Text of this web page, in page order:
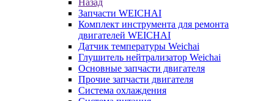
Назад
Запчасти WEICHAI
Комплект инструмента для ремонта
двигателей WEICHAI
Датчик температуры Weichai
Глушитель нейтрализатор Weichai
Основные запчасти двигателя
Прочие запчасти двигателя
Система охлаждения